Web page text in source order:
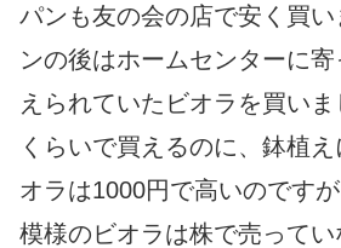
パンも友の会の店で安く買
ンの後はホームセンターに
えられていたビオラを買い
くらいで買えるのに、鉢植
オラは1000円で高いのです
模様のビオラは株で売ってい